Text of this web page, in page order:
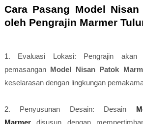
Cara Pasang Model
oleh Pengrajin Marmer
1. Evaluasi Lokasi: Pengrajin akan
pemasangan Model Nisan Patok
keselarasan dengan lingkungan
2. Penyusunan Desain: Desain
Marmerdisusun dengan